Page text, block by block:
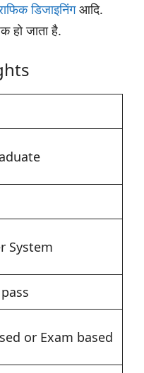
डिजाइनिंगआदि.
हो जाता है.
System
or Exam based